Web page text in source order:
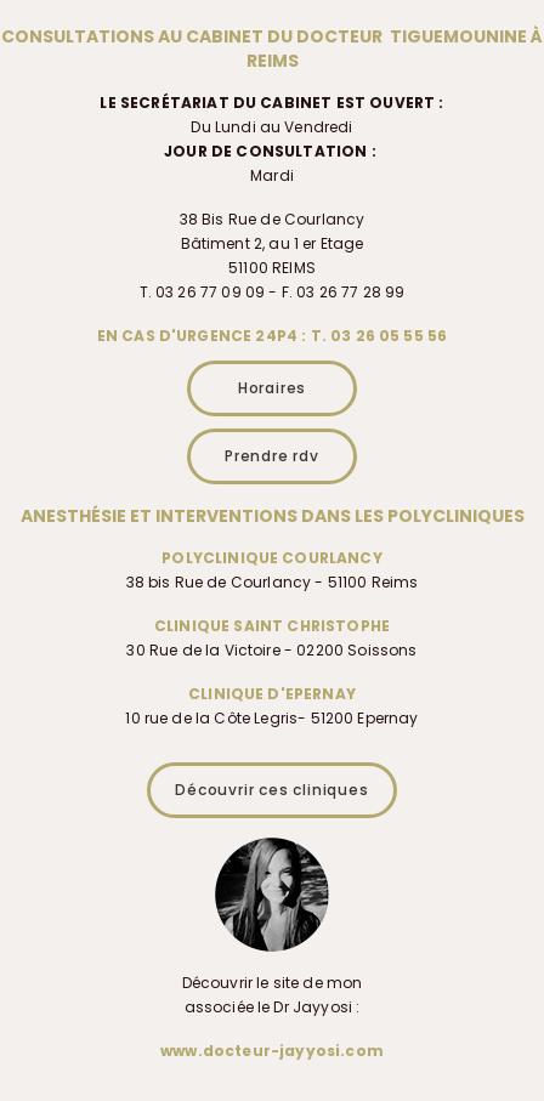
CONSULTATIONS AU CABINET DU DOCTEUR TIGUEMOUNINE À
REIMS
LE SECRÉTARIAT DU CABINET EST OUVERT :
Du Lundi au Vendredi
JOUR DE CONSULTATION :
Mardi
38 Bis Rue de Courlancy
Bâtiment 2, au 1 er Etage
51100 REIMS
T. 03 26 77 09 09 - F. 03 26 77 28 99
EN CAS D'URGENCE 24P4 : T. 03 26 05 55 56
Horaires
Prendre rdv
ANESTHÉSIE ET INTERVENTIONS DANS LES POLYCLINIQUES
POLYCLINIQUE COURLANCY
38 bis Rue de Courlancy - 51100 Reims
CLINIQUE SAINT CHRISTOPHE
30 Rue de la Victoire - 02200 Soissons
CLINIQUE D'EPERNAY
10 rue de la Côte Legris- 51200 Epernay
Découvrir ces cliniques
Découvrir le site de mon
associée le Dr Jayyosi :
www.docteur-jayyosi.com